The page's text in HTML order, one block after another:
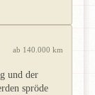
ab 140.000 km
und der
spröde